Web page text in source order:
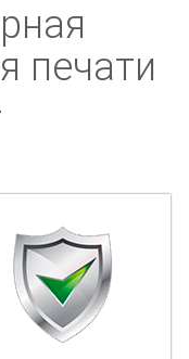
печати